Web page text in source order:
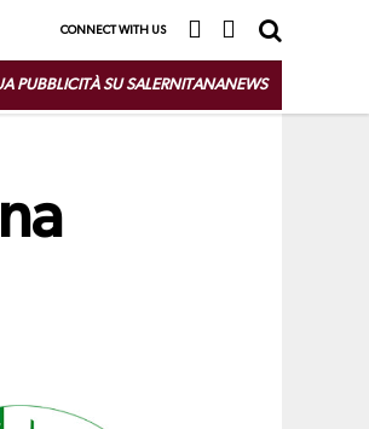
CONNECT WITH US
PUBBLICITÀ SU SALERNITANANEWS